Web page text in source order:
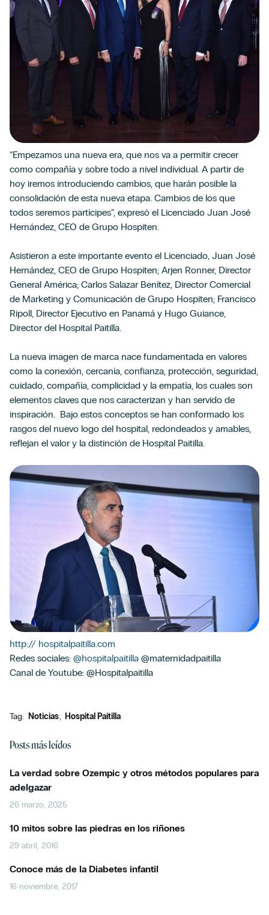
“Empezamos una nueva era, que nos va a permitir crecer
como compañía y sobre todo a nivel individual. A partir de
hoy iremos introduciendo cambios, que harán posible la
consolidación de esta nueva etapa. Cambios de los que
todos seremos partícipes”, expresó el Licenciado Juan José
Hernández, CEO de Grupo Hospiten.
Asistieron a este importante evento el Licenciado, Juan José
Hernández, CEO de Grupo Hospiten; Arjen Ronner, Director
General América; Carlos Salazar Benítez, Director Comercial
de Marketing y Comunicación de Grupo Hospiten; Francisco
Ripoll, Director Ejecutivo en Panamá y Hugo Guiance,
Director del Hospital Paitilla.
La nueva imagen de marca nace fundamentada en valores
como la conexión, cercanía, confianza, protección, seguridad,
cuidado, compañía, complicidad y la empatía, los cuales son
elementos claves que nos caracterizan y han servido de
inspiración. Bajo estos conceptos se han conformado los
rasgos del nuevo logo del hospital, redondeados y amables,
reflejan el valor y la distinción de Hospital Paitilla.
http:// hospitalpaitilla.com
Redes sociales: @hospitalpaitilla @maternidadpaitilla
Canal de Youtube: @Hospitalpaitilla
Tag: Noticias Hospital Paitilla
Posts más leídos
La verdad sobre Ozempic y otros métodos populares para
adelgazar
26 marzo, 2025
10 mitos sobre las piedras en los riñones
29 abril, 2016
Conoce más de la Diabetes infantil
16 noviembre, 2017